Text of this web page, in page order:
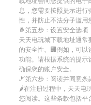
息，您需要按照提示进行
性，并防止不法分子滥用
🍍第五步：设置安全选项
天天电玩城下载地址通常
的安全性。🏢例如，可
功能。请根据系统的提示
确保您的账户安全。
🎿第六步：阅读并同意条
🌶在注册过程中， 天天电
您阅读。这些条款包括平